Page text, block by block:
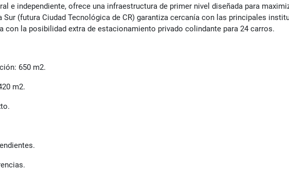
e independiente, ofrece una infraestructura de primer nivel diseñada para
Sur (futura Ciudad Tecnológica de CR) garantiza cercanía con las principales
con la posibilidad extra de estacionamiento privado colindante para 24 carros.
650 m2.
m2.